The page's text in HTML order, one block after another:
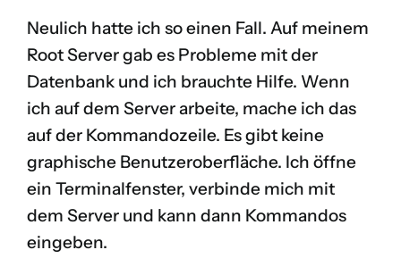
Neulich hatte ich so einen Fall. Auf meinem
Root Server gab es Probleme mit der
Datenbank und ich brauchte Hilfe. Wenn
ich auf dem Server arbeite, mache ich das
auf der Kommandozeile. Es gibt keine
graphische Benutzeroberfläche. Ich öffne
ein Terminalfenster, verbinde mich mit
dem Server und kann dann Kommandos
eingeben.